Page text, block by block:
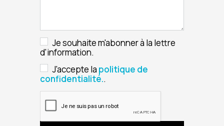
Je souhaite m'abonner à la lettre
d'information.
J'accepte la politique de
confidentialité..